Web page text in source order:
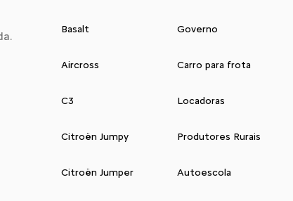
Basalt
Aircross
C3
Citroën Jumpy
Citroën Jumper
Governo
Carro para frota
Locadoras
Produtores Rurais
Autoescola